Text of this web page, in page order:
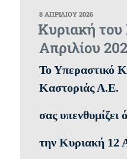
ΔΗΜΟΣΙΕΎΤΗΚΕ
ΣΤΙΣ
8 ΑΠΡΙΛΊΟΥ 2026
Κυριακή
Απριλίου
Το Υπεραστικό
Καστοριάς Α.Ε.
σας υπενθυμίζει
την Κυριακή 12